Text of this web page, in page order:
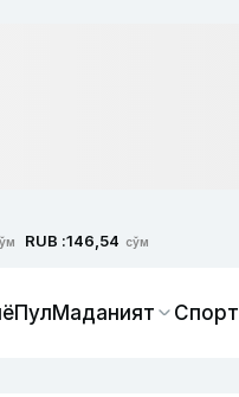
RUB :146,54 сўм
ПулМаданият Спорт